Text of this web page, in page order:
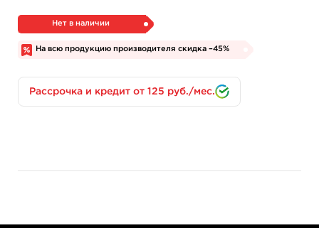
Нет в наличии
На всю продукцию производителя скидка –45%
Рассрочка и кредит от 125 руб./мес.